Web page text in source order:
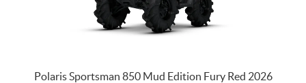
Polaris Sportsman 850 Mud Edition Fury Red 2026